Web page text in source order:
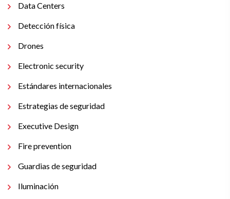
Data Centers
Detección física
Drones
Electronic security
Estándares internacionales
Estrategias de seguridad
Executive Design
Fire prevention
Guardias de seguridad
Iluminación